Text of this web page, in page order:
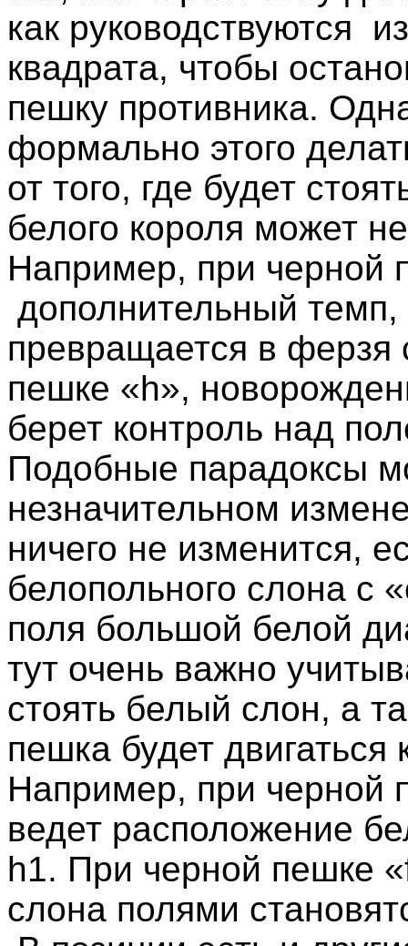
как руководствуются
квадрата, чтобы
пешку противника.
формально этого
от того, где будет
белого короля может
Например, при черной
дополнительный темп,
превращается в
пешке «h»,
берет контроль над
Подобные парадоксы
незначительном
ничего не изменится,
белопольного слона с
поля большой белой
тут очень важно
стоять белый слон, а
пешка будет
Например, при черной
ведет расположение
h1. При черной пешке
слона полями